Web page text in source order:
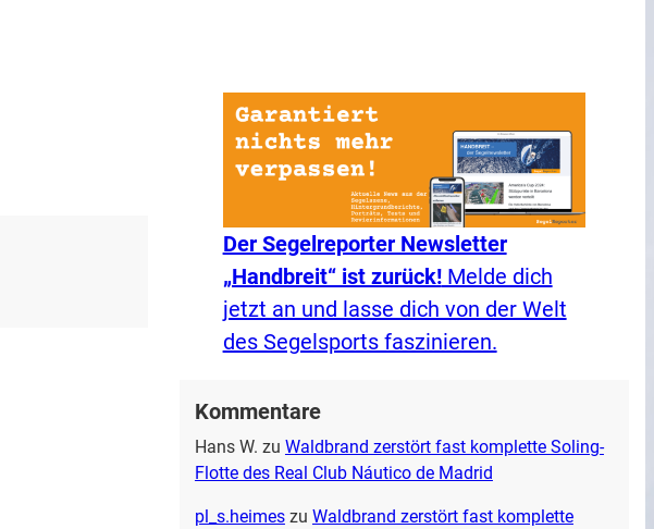
Der Segelreporter Newsletter
„Handbreit“ ist zurück!Melde dich
jetzt an und lasse dich von der Welt
des Segelsports faszinieren.
Kommentare
Hans W. zu Waldbrand zerstört fast komplette Soling-
Flotte des Real Club Náutico de Madrid
pl_s.heimeszu Waldbrand zerstört fast komplette